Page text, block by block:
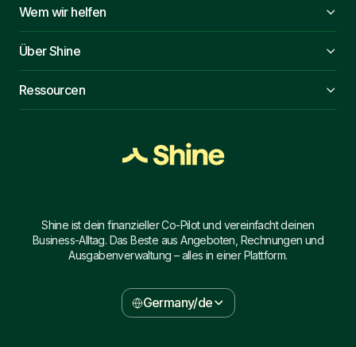
Shine ist dein finanzieller Co-Pilot und vereinfacht deinen
Business-Alltag. Das Beste aus Angeboten, Rechnungen und
Ausgabenverwaltung – alles in einer Plattform.
Germany/de
Wem wir helfen
Über Shine
Ressourcen